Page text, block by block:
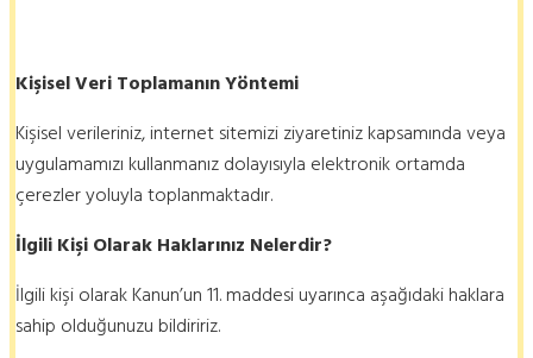
Kişisel Veri Toplamanın Yöntemi
Kişisel verileriniz, internet sitemizi ziyaretiniz kapsamında veya
uygulamamızı kullanmanız dolayısıyla elektronik ortamda
çerezler yoluyla toplanmaktadır.
İlgili Kişi Olarak Haklarınız Nelerdir?
İlgili kişi olarak Kanun’un 11. maddesi uyarınca aşağıdaki haklara
sahip olduğunuzu bildiririz.